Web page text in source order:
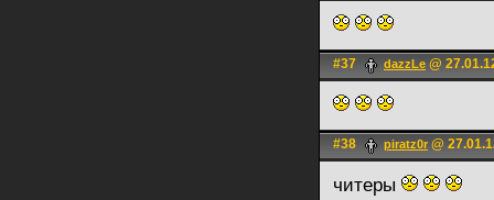
#37 dazzLe @
#38 piratz0r @
читеры